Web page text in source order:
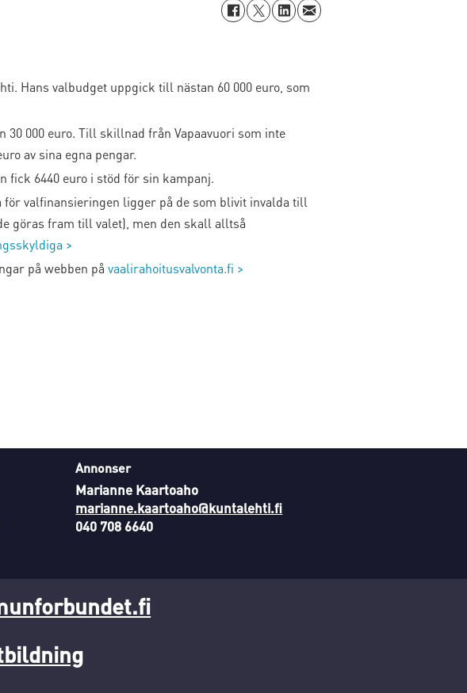
Hans valbudget uppgick till nästan 60 000 euro, som
000 euro. Till skillnad från Vapaavuori som inte
av sina egna pengar.
fick 6440 euro i stöd för sin kampanj.
valfinansieringen ligger på de som blivit invalda till
göras fram till valet), men den skall alltså
>
på webben på vaalirahoitusvalvonta.fi >
Annonser
Marianne Kaartoaho
marianne.kaartoaho@kuntalehti.fi
040 708 6640